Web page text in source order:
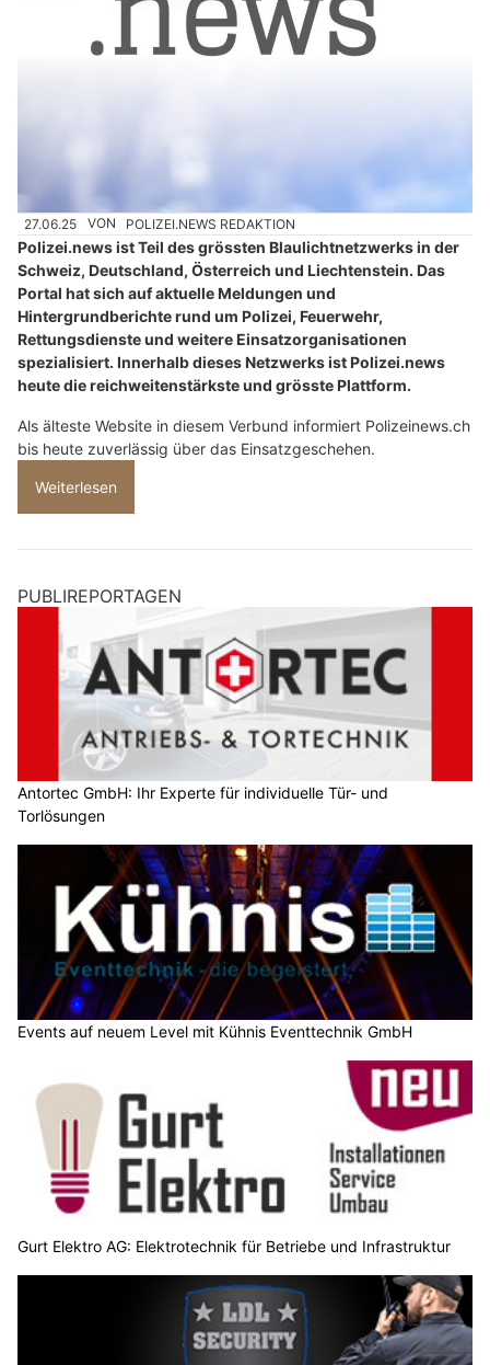
27.06.25 VON POLIZEI.NEWS REDAKTION
Polizei.news ist Teil des grössten Blaulichtnetzwerks in der
Schweiz, Deutschland, Österreich und Liechtenstein. Das
Portal hat sich auf aktuelle Meldungen und
Hintergrundberichte rund um Polizei, Feuerwehr,
Rettungsdienste und weitere Einsatzorganisationen
spezialisiert. Innerhalb dieses Netzwerks ist Polizei.news
heute die reichweitenstärkste und grösste Plattform.
Als älteste Website in diesem Verbund informiert Polizeinews.ch
bis heute zuverlässig über das Einsatzgeschehen.
Weiterlesen
PUBLIREPORTAGEN
Antortec GmbH: Ihr Experte für individuelle Tür- und
Torlösungen
Events auf neuem Level mit Kühnis Eventtechnik GmbH
Gurt Elektro AG: Elektrotechnik für Betriebe und Infrastruktur